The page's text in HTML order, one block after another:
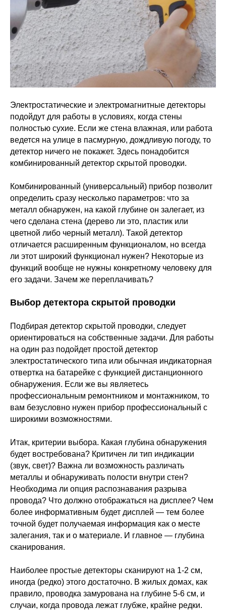
Электростатические и электромагнитные детекторы
подойдут для работы в условиях, когда стены
полностью сухие. Если же стена влажная, или работа
ведется на улице в пасмурную, дождливую погоду, то
детектор ничего не покажет. Здесь понадобится
комбинированный детектор скрытой проводки.
Комбинированный (универсальный) прибор позволит
определить сразу несколько параметров: что за
металл обнаружен, на какой глубине он залегает, из
чего сделана стена (дерево ли это, пластик или
цветной либо черный металл). Такой детектор
отличается расширенным функционалом, но всегда
ли этот широкий функционал нужен? Некоторые из
функций вообще не нужны конкретному человеку для
его задачи. Зачем же переплачивать?
Выбор детектора скрытой проводки
Подбирая детектор скрытой проводки, следует
ориентироваться на собственные задачи. Для работы
на один раз подойдет простой детектор
электростатического типа или обычная индикаторная
отвертка на батарейке с функцией дистанционного
обнаружения. Если же вы являетесь
профессиональным ремонтником и монтажником, то
вам безусловно нужен прибор профессиональный с
широкими возможностями.
Итак, критерии выбора. Какая глубина обнаружения
будет востребована? Критичен ли тип индикации
(звук, свет)? Важна ли возможность различать
металлы и обнаруживать полости внутри стен?
Необходима ли опция распознавания разрыва
провода? Что должно отображаться на дисплее? Чем
более информативным будет дисплей — тем более
точной будет получаемая информация как о месте
залегания, так и о материале. И главное — глубина
сканирования.
Наиболее простые детекторы сканируют на 1-2 см,
иногда (редко) этого достаточно. В жилых домах, как
правило, проводка замурована на глубине 5-6 см, и
случаи, когда провода лежат глубже, крайне редки.